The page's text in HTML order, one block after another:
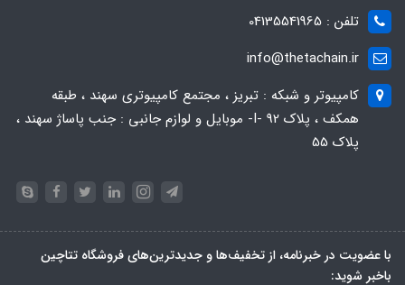
تلفن : 04135541965
info@thetachain.ir
کامپیوتر و شبکه : تبریز ، مجتمع کامپیوتری سهند ، طبقه
همکف ، پلاک 92 -I- موبایل و لوازم جانبی : جنب پاساژ سهند ،
پلاک 55
با عضویت در خبرنامه، از تخفیف‌ها و جدیدترین‌های فروشگاه تتاچین
باخبر شوید: